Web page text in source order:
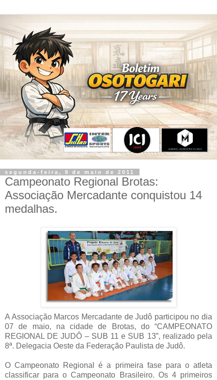
segunda-feira, 9 de maio de 2011
Campeonato Regional Brotas:
Associação Mercadante conquistou 14
medalhas.
A Associação Marcos Mercadante de Judô participou no dia
07 de maio, na cidade de Brotas, do “CAMPEONATO
REGIONAL DE JUDÔ – SUB 11 e SUB 13”, realizado pela
8ª. Delegacia Oeste da Federação Paulista de Judô.
O Campeonato Regional é a primeira fase para o atleta
classificar para o Campeonato Brasileiro. Os 4 primeiros